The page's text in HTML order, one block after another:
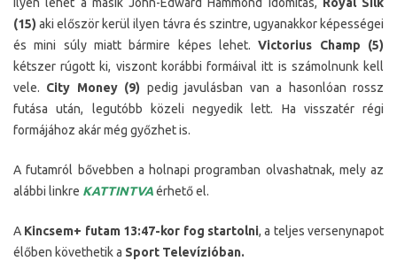
(15) aki először kerül ilyen távra és szintre, ugyanakkor képességei
és mini súly miatt bármire képes lehet.Victorius Champ (5)
kétszer rúgott ki, viszont korábbi formáival itt is számolnunk kell
vele. City Money (9) pedig javulásban van a hasonlóan rossz
futása után, legutóbb közeli negyedik lett. Ha visszatér régi
formájához akár még győzhet is.
A futamról bővebben a holnapi programban olvashatnak, mely az
alábbi linkre KATTINTVAérhető el.
A Kincsem+ futam 13:47-kor fog startolni, a teljes versenynapot
élőben követhetik a Sport Televízióban.